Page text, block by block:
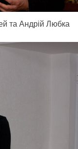
та Андрій Любка